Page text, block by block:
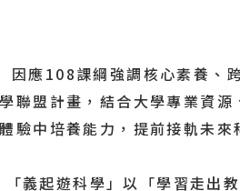
應108課綱強調核心素養、跨
聯盟計畫，結合大學專業資
驗中培養能力，提前接軌未來
義起遊科學」以「學習走出教